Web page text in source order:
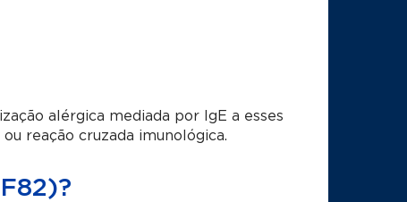
alérgica mediada por IgE a esses
reação cruzada imunológica.